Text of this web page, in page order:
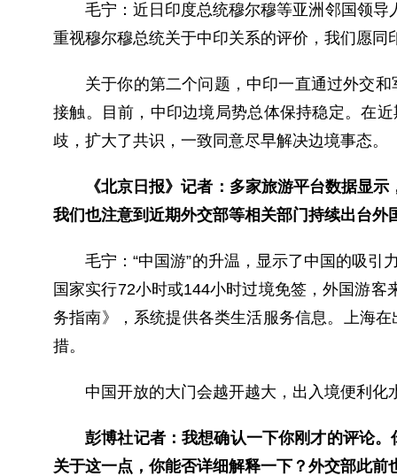
毛宁：近日印度总统穆尔穆等亚洲邻国领
重视穆尔穆总统关于中印关系的评价，我们愿
关于你的第二个问题，中印一直通过外交
接触。目前，中印边境局势总体保持稳定。在
歧，扩大了共识，一致同意尽早解决边境事态。
《北京日报》记者：多家旅游平台数据显
我们也注意到近期外交部等相关部门持续出台
毛宁：“中国游”的升温，显示了中国的吸
国家实行72小时或144小时过境免签，外国游
务指南》，系统提供各类生活服务信息。上海
措。
中国开放的大门会越开越大，出入境便利
彭博社记者：我想确认一下你刚才的评论
关于这一点，你能否详细解释一下？外交部此